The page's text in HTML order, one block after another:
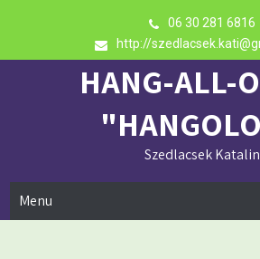
06 30 281 6816
http://
HANG-ALL-
Szedlacsek Katalin
Menu